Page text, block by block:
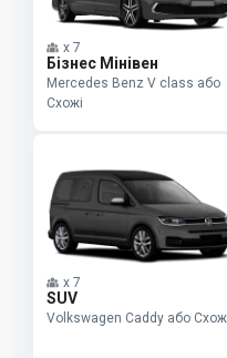
x 7
Бізнес Мінівен
Mercedes Benz V class або
Схожі
x 7
SUV
Volkswagen Caddy або